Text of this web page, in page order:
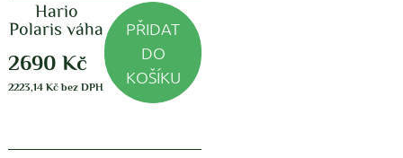
Hario
Polaris váha
2690 Kč
2223,14 Kčbez DPH
PŘIDAT
DO
KOŠÍKU